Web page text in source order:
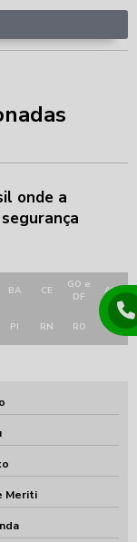
onde a
BA CE
GO e
DF
AM
PI RN RO RR
Meriti